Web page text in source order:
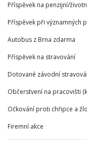
Příspěvek na penzijní/
Příspěvek při významných
Autobus z Brna zdarma
Příspěvek na stravování
Dotované závodní
Občerstvení na pracovišti
Očkování proti chřipce a
Firemní akce